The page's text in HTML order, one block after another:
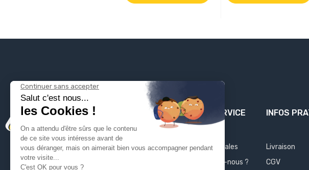
PLOMBSERVICE
Mentions légales
Qui sommes-nous ?
INFOS
Livraison
CGV